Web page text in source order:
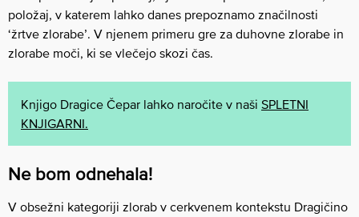
položaj, v katerem lahko danes prepoznamo značilnosti
‘žrtve zlorabe’. V njenem primeru gre za duhovne zlorabe in
zlorabe moči, ki se vlečejo skozi čas.
Knjigo Dragice Čepar lahko naročite v naši SPLETNI
KNJIGARNI.
Ne bom odnehala!
V obsežni kategoriji zlorab v cerkvenem kontekstu Dragičino